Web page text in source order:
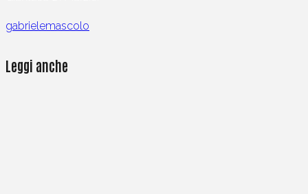
gabrielemascolo
Leggi anche